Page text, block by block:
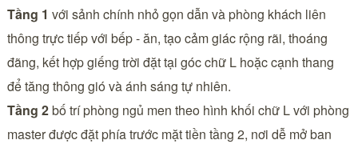
Tầng 1 với sảnh chính nhỏ gọn dẫn và phòng khách liên
thông trực tiếp với bếp - ăn, tạo cảm giác rộng rãi, thoáng
đãng, kết hợp giếng trời đặt tại góc chữ L hoặc cạnh thang
để tăng thông gió và ánh sáng tự nhiên.
Tầng 2bố trí phòng ngủ men theo hình khối chữ L với phòng
master được đặt phía trước mặt tiền tầng 2, nơi dễ mở ban